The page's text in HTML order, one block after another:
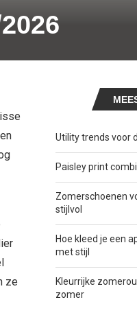
ze
Utility trends voor
Paisley print
Zomerschoenen
stijlvol
Hoe kleed je een
met stijl
Kleurrijke
zomer